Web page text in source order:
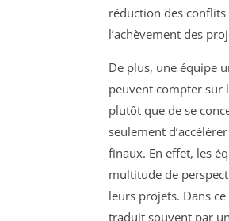
réduction des
l’achèvement des
De plus, une équipe
peuvent compter sur
plutôt que de se
seulement
finaux. En effet, les
multitude de
leurs projets. Dans
traduit souvent par